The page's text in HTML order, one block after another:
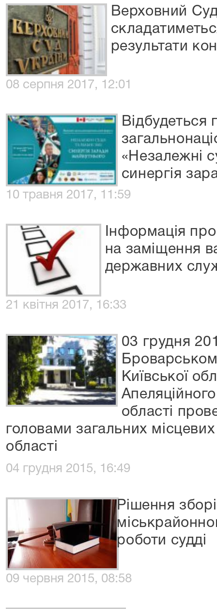
Верховний
результати
08 серпня 2017, 12:01
Відбудеться
«Незалежні
синергія
10 травня 2017, 11:59
Інформація
на заміщення
державних
21 квітня 2017, 16:33
03 грудня
Київської
області
головами загальних місцевих
області
04 грудня 2015, 16:49
Рішення
роботи судді
09 червня 2015, 08:58